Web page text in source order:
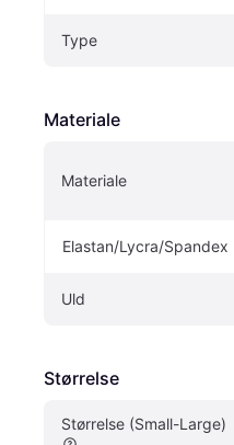
Type
Materiale
Materiale
Elastan/Lycra/Spandex
Uld
Størrelse
Størrelse (Small-Large)